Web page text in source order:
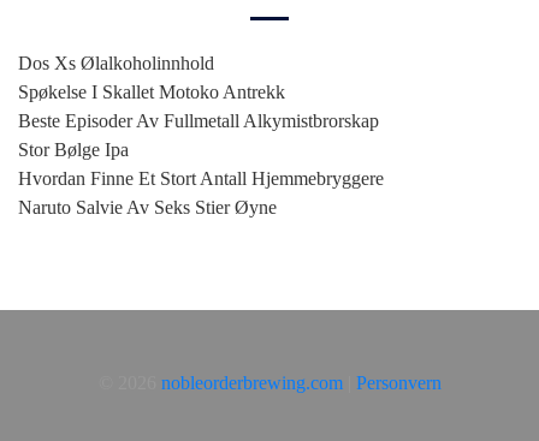
Dos Xs Ølalkoholinnhold
Spøkelse I Skallet Motoko Antrekk
Beste Episoder Av Fullmetall Alkymistbrorskap
Stor Bølge Ipa
Hvordan Finne Et Stort Antall Hjemmebryggere
Naruto Salvie Av Seks Stier Øyne
nobleorderbrewing.com| Personvern